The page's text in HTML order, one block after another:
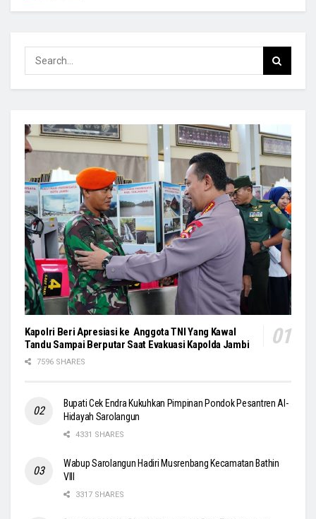
Kapolri Beri Apresiasi ke Anggota TNI Yang Kawal
Tandu Sampai Berputar Saat Evakuasi Kapolda Jambi
7596 SHARES
Bupati Cek Endra Kukuhkan Pimpinan Pondok Pesantren Al-
Hidayah Sarolangun
4331 SHARES
Wabup Sarolangun Hadiri Musrenbang Kecamatan Bathin
VIII
3317 SHARES